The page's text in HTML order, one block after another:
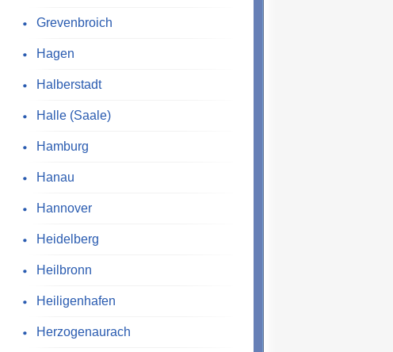
Grevenbroich
Hagen
Halberstadt
Halle (Saale)
Hamburg
Hanau
Hannover
Heidelberg
Heilbronn
Heiligenhafen
Herzogenaurach